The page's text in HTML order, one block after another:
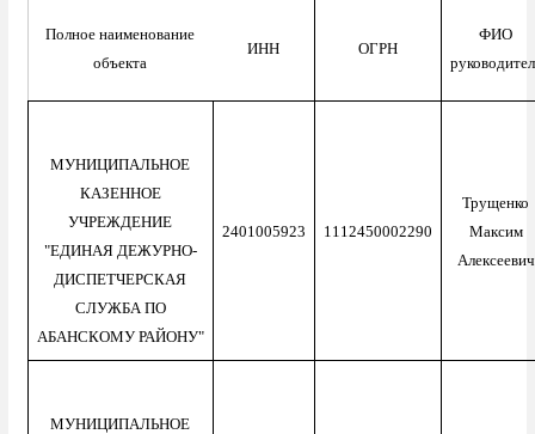
Полное наименование
объекта
ИНН ОГРН
ФИО
МУНИЦИПАЛЬНОЕ
КАЗЕННОЕ
УЧРЕЖДЕНИЕ
"ЕДИНАЯ ДЕЖУРНО-
ДИСПЕТЧЕРСКАЯ
СЛУЖБА ПО
АБАНСКОМУ РАЙОНУ"
2401005923 1112450002290
Трущенко
Максим
Алексеевич
МУНИЦИПАЛЬНОЕ